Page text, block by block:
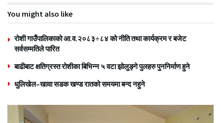
You might also like
रोशी गाउँपालिकाको आ.व.२०८३÷८४ को नीति तथा कार्यक्रम र बजेट
सर्वसम्मतिले पारित
बाढीबाट क्षतिग्रस्त रोशीका बिभिन्न ५ वटा झोलुङ्गे पुलहरु पुननिर्माण हुने
धुलिखेल–खावा सडक खण्ड रातको समयमा बन्द नहुने